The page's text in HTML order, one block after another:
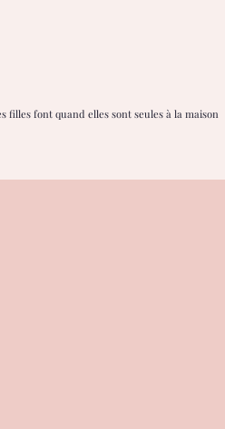
filles font quand elles sont seules à la maison